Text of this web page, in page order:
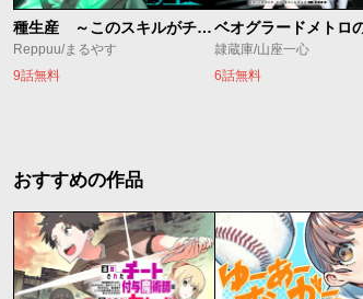
種生産 ～このスキルがチートだとまだ誰も気付いていない～
Reppuu/まるやす
9話無料
隷蔵庫/山座一心
6話無料
おすすめの作品